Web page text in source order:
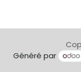
Généré par